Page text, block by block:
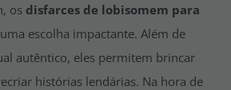
os disfarces de lobisomem para
escolha impactante. Além de
autêntico, eles permitem brincar
histórias lendárias. Na hora de